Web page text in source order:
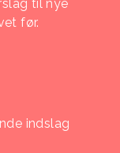
til nye
før.
indslag